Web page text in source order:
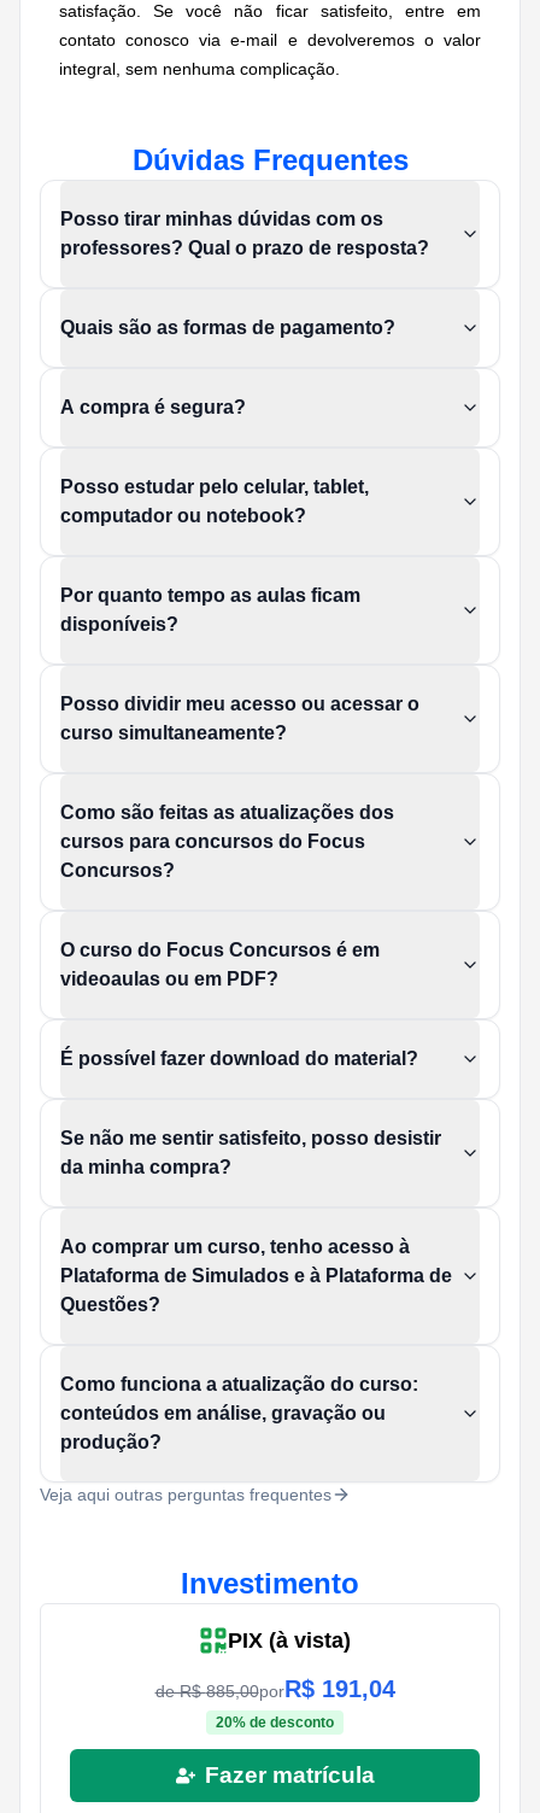
satisfação. Se você não ficar satisfeito, entre em
contato conosco via e-mail e devolveremos o valor
integral, sem nenhuma complicação.
Dúvidas Frequentes
Posso tirar minhas dúvidas com os
professores? Qual o prazo de resposta?
Quais são as formas de pagamento?
A compra é segura?
Posso estudar pelo celular, tablet,
computador ou notebook?
Por quanto tempo as aulas ficam
disponíveis?
Posso dividir meu acesso ou acessar o
curso simultaneamente?
Como são feitas as atualizações dos
cursos para concursos do Focus
Concursos?
O curso do Focus Concursos é em
videoaulas ou em PDF?
É possível fazer download do material?
Se não me sentir satisfeito, posso desistir
da minha compra?
Ao comprar um curso, tenho acesso à
Plataforma de Simulados e à Plataforma de
Questões?
Como funciona a atualização do curso:
conteúdos em análise, gravação ou
produção?
Veja aqui outras perguntas frequentes
Investimento
PIX (à vista)
de R$885,00porR$ 191,04
20% de desconto
Fazer matrícula